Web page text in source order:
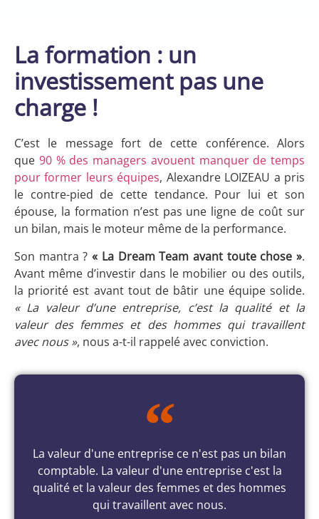
La formation : un
investissement pas une
charge !
C’est le message fort de cette conférence. Alors
que 90 % des managers avouent manquer de temps
pour former leurs équipes, Alexandre LOIZEAU a pris
le contre-pied de cette tendance. Pour lui et son
épouse, la formation n’est pas une ligne de coût sur
un bilan, mais le moteur même de la performance.
Son mantra ?« La Dream Team avant toute chose ».
Avant même d’investir dans le mobilier ou des outils,
la priorité est avant tout de bâtir une équipe solide.
« La valeur d’une entreprise, c’est la qualité et la
valeur des femmes et des hommes qui travaillent
avec nous », nous a-t-il rappelé avec conviction.
La valeur d'une entreprise ce n'est pas un bilan
comptable. La valeur d'une entreprise c'est la
qualité et la valeur des femmes et des hommes
qui travaillent avec nous.